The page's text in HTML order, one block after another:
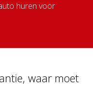
huren voor
waar moet